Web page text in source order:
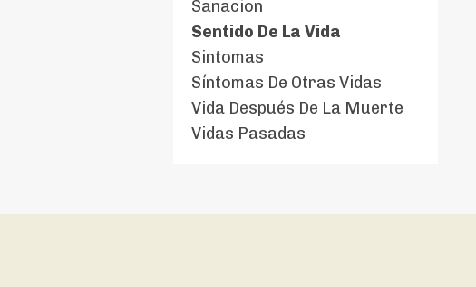
Sanacion
Sentido De La Vida
Sintomas
Síntomas De Otras Vidas
Vida Después De La Muerte
Vidas Pasadas